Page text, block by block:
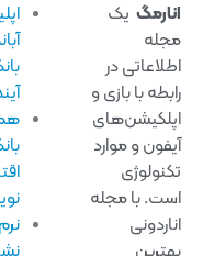
یک
در
با بازی و
و موارد
با مجله
آبانک
آینده
همراه
اقتصاد
نرم افزار